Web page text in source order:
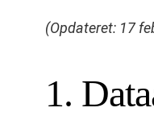
(Opdateret: 17
1.